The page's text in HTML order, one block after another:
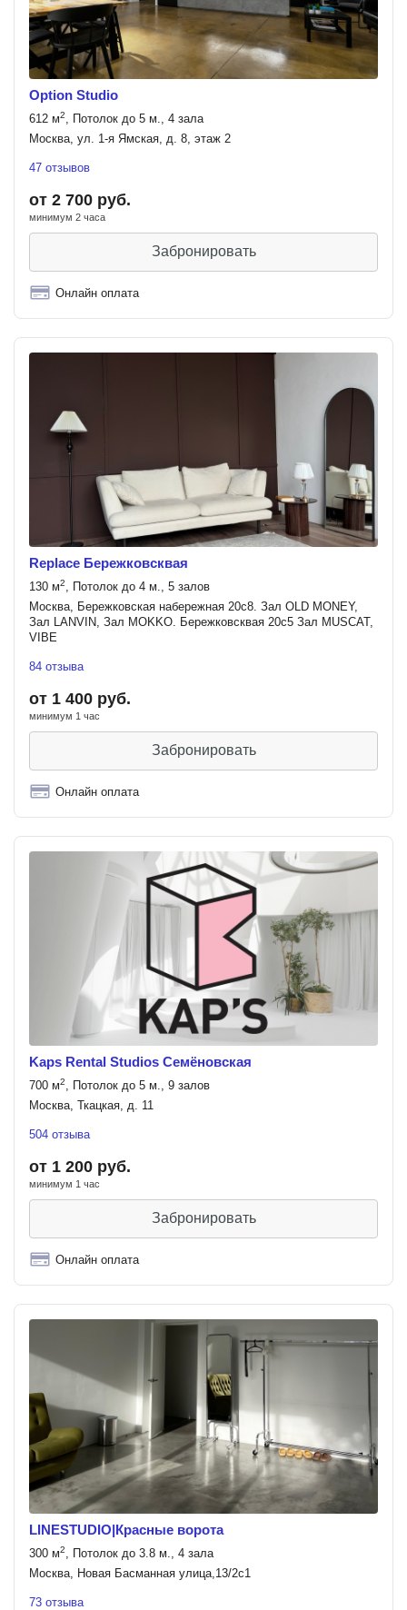
Option Studio
612 м2, Потолок до 5 м., 4 зала
Москва, ул. 1-я Ямская, д. 8, этаж 2
47 отзывов
от 2 700 руб.
минимум 2 часа
Забронировать
Онлайн оплата
Replace Бережковсквая
130 м2, Потолок до 4 м., 5 залов
Москва, Бережковская набережная 20с8. Зал OLD MONEY,
Зал LANVIN, Зал MOKKO. Бережковсквая 20с5 Зал MUSCAT,
VIBE
84 отзыва
от 1 400 руб.
минимум 1 час
Забронировать
Онлайн оплата
Kaps Rental Studios Семёновская
700 м2, Потолок до 5 м., 9 залов
Москва, Ткацкая, д. 11
504 отзыва
от 1 200 руб.
минимум 1 час
Забронировать
Онлайн оплата
LINESTUDIO|Красные ворота
300 м2, Потолок до 3.8 м., 4 зала
Москва, Новая Басманная улица,13/2с1
73 отзыва